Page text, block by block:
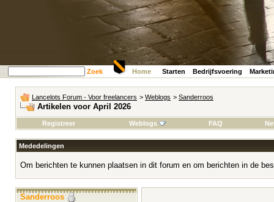
Zoek Home Starten Bedrijfsvoering
Lancelots Forum - Voor freelancers > Weblogs > Sanderroos
Artikelen voor April 2026
Registreer Weblogs FAQ
Mededelingen
Om berichten te kunnen plaatsen in dit forum en om berichten in de
Sanderroos